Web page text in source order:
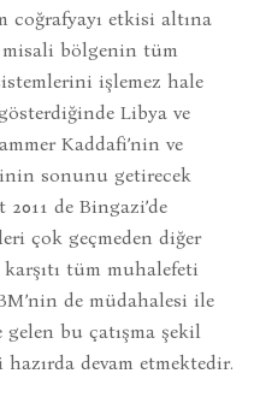
coğrafyayı etkisi altına
bölgenin tüm
işlemez hale
Libya ve
Kaddafi’nin ve
sonunu getirecek
2011 de Bingazi’de
çok geçmeden diğer
karşıtı tüm muhalefeti
de müdahalesi ile
bu çatışma şekil
devam etmektedir.